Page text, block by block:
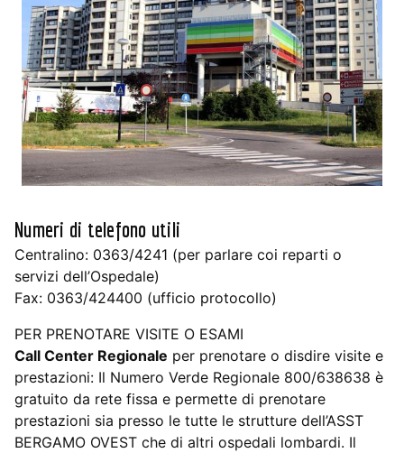
Numeri di telefono utili
Centralino: 0363/4241 (per parlare coi reparti o
servizi dell’Ospedale)
Fax: 0363/424400 (ufficio protocollo)
PER PRENOTARE VISITE O ESAMI
Call Center Regionale per prenotare o disdire visite e
prestazioni: Il Numero Verde Regionale 800/638638 è
gratuito da rete fissa e permette di prenotare
prestazioni sia presso le tutte le strutture dell’ASST
BERGAMO OVEST che di altri ospedali lombardi. Il